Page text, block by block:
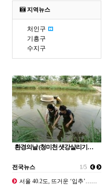
지역뉴스
처인구
기흥구
수지구
환경의날 (청미천 샛강살리기…
1/5
전국뉴스
서울 40.2도, 뜨거운 ‘입추’…하…